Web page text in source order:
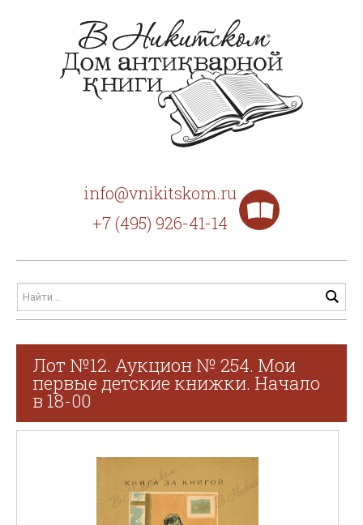
info@vnikitskom.ru
+7 (495) 926-41-14
Лот №12. Аукцион № 254. Мои
первые детские книжки. Начало
в 18-00